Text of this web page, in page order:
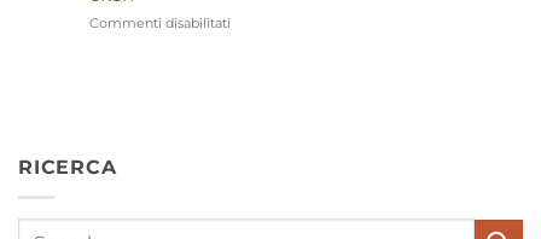
Commenti disabilitati
RICERCA